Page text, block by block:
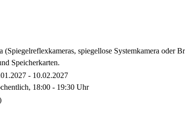
spiegellose Systemkamera oder
Speicherkarten.
- 10.02.2027
18:00 - 19:30 Uhr